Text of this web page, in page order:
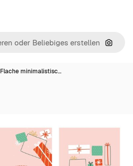
Nach
Flache minimalistisc…